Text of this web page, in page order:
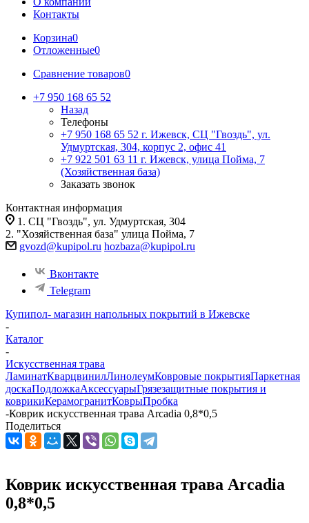
Контакты
Корзина0
Отложенные0
Сравнение товаров0
+7 950 168 65 52
Назад
Телефоны
+7 950 168 65 52 г. Ижевск, СЦ "Гвоздь", ул.
Удмуртская, 304, корпус 2, офис 41
+7 922 501 63 11 г. Ижевск, улица Пойма, 7
(Хозяйственная база)
Заказать звонок
Контактная информация
1. СЦ "Гвоздь", ул. Удмуртская, 304
2. "Хозяйственная база" улица Пойма, 7
gvozd@kupipol.ru hozbaza@kupipol.ru
Вконтакте
Telegram
Купипол- магазин напольных покрытий в Ижевске
-
Каталог
-
Искусственная трава
ЛаминатКварцвинилЛинолеумКовровые покрытияПаркетная
доскаПодложкаАксессуарыГрязезащитные покрытия и
коврикиКерамогранитКоврыПробка
-Коврик искусственная трава Arcadia 0,8*0,5
Поделиться
Коврик искусственная трава Arcadia
0,8*0,5